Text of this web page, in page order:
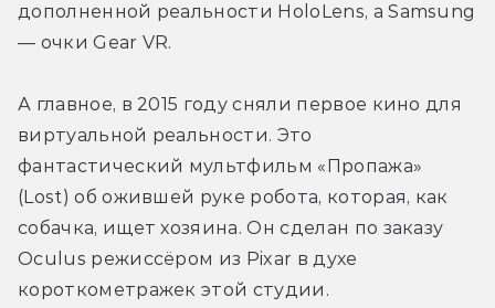
дополненной реальности HoloLens, а Samsung
— очки Gear VR.
А главное, в 2015 году сняли первое кино для
виртуальной реальности. Это
фантастический мультфильм «Пропажа»
(Lost) об ожившей руке робота, которая, как
собачка, ищет хозяина. Он сделан по заказу
Oculus режиссёром из Pixar в духе
короткометражек этой студии.